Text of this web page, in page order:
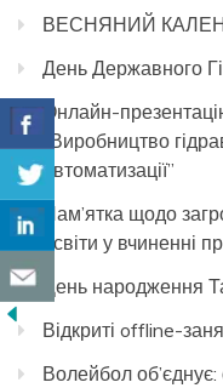
ВЕСНЯНИЙ
День Державного
Онлайн-
“Виробництво
автоматизації”
Пам’ятка щодо
освіти у вчиненні
День народження
Відкриті offline-
Волейбол